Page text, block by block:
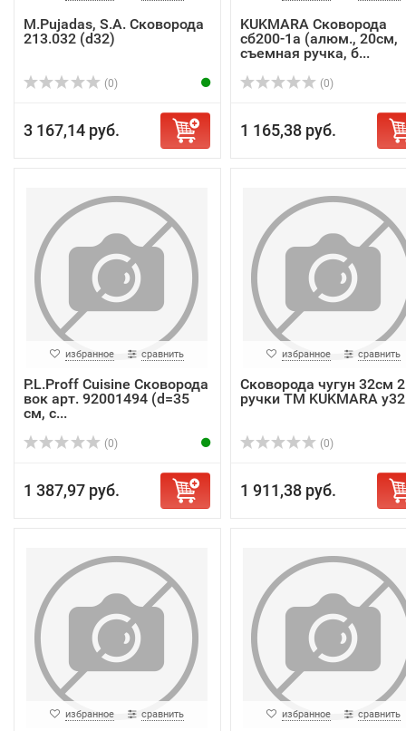
M.Pujadas, S.A. Сковорода
213.032 (d32)
(0)
3 167,14 руб.
KUKMARA Сковорода
сб200-1а (алюм., 20см,
съемная ручка, б...
(0)
1 165,38 руб.
избранное сравнить
P.L.Proff Cuisine Сковорода
вок арт. 92001494 (d=35
см, с...
(0)
1 387,97 руб.
избранное сравнить
Сковорода чугун 32см 2
ручки ТМ KUKMARA
(0)
1 911,38 руб.
избранное сравнить избранное сравнить